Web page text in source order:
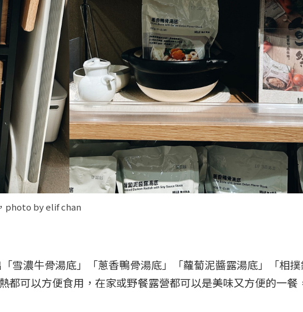
photo by elif chan
雪濃牛骨湯底」「蔥香鴨骨湯底」「蘿蔔泥醬露湯底」「相撲
都可以方便食用，在家或野餐露營都可以是美味又方便的一餐